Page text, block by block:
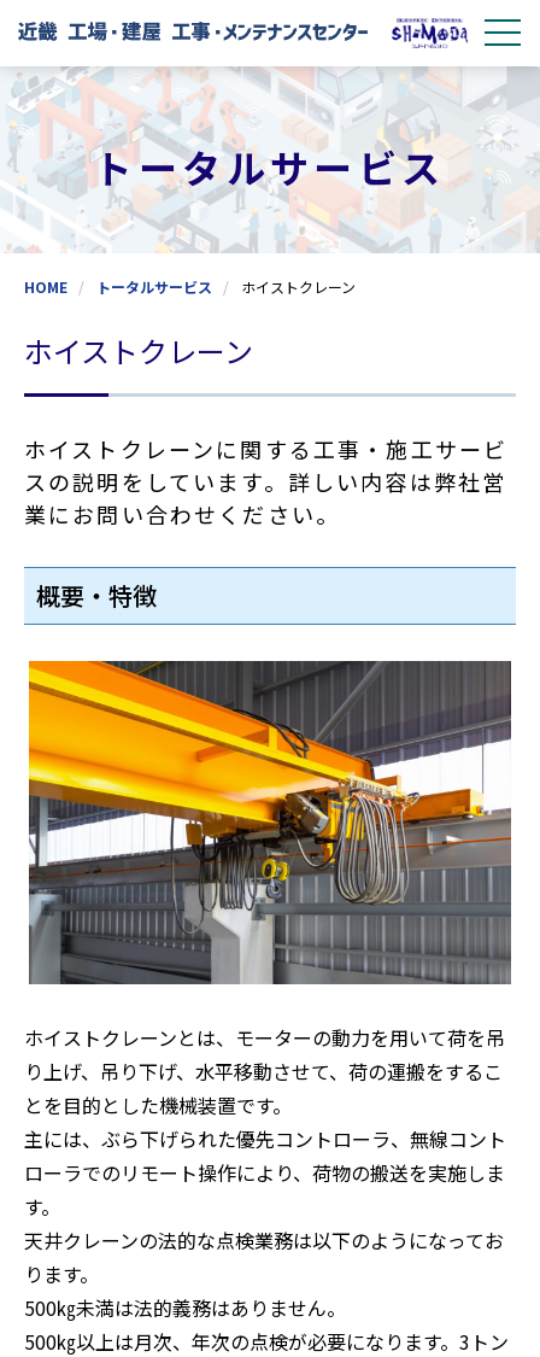
トータルサービス
HOME トータルサービス ホイストクレーン
ホイストクレーン
ホイストクレーンに関する工事・施工サービ
スの説明をしています。詳しい内容は弊社営
業にお問い合わせください。
概要・特徴
ホイストクレーンとは、モーターの動力を用いて荷を吊
り上げ、吊り下げ、水平移動させて、荷の運搬をするこ
とを目的とした機械装置です。
主には、ぶら下げられた優先コントローラ、無線コント
ローラでのリモート操作により、荷物の搬送を実施しま
す。
天井クレーンの法的な点検業務は以下のようになってお
ります。
500㎏未満は法的義務はありません。
500㎏以上は月次、年次の点検が必要になります。3トン